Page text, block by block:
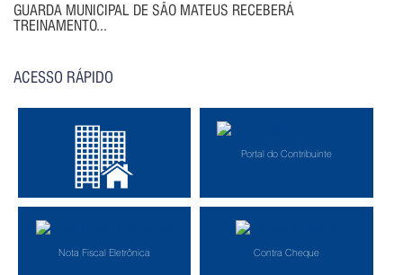
GUARDA MUNICIPAL DE SÃO MATEUS RECEBERÁ
TREINAMENTO...
ACESSO RÁPIDO
Consulte Iptu On-Line
Portal do Contribuinte
Nota Fiscal Eletrônica Contra Cheque